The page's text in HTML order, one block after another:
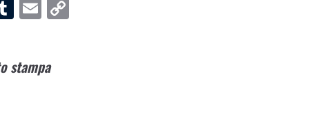
T
b
E
i
stampa